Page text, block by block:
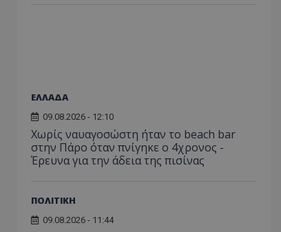
ΕΛΛΑΔΑ
09.08.2026 - 12:10
Χωρίς ναυαγοσώστη ήταν το beach bar
στην Πάρο όταν πνίγηκε ο 4χρονος -
Έρευνα για την άδεια της πισίνας
ΠΟΛΙΤΙΚΗ
09.08.2026 - 11:44